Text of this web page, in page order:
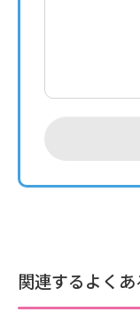
関連するよく